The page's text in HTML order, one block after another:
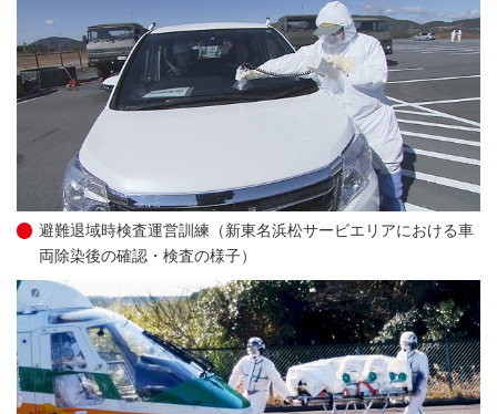
避難退域時検査運営訓練（新東名浜松サービエリアにおける車
両除染後の確認・検査の様子）